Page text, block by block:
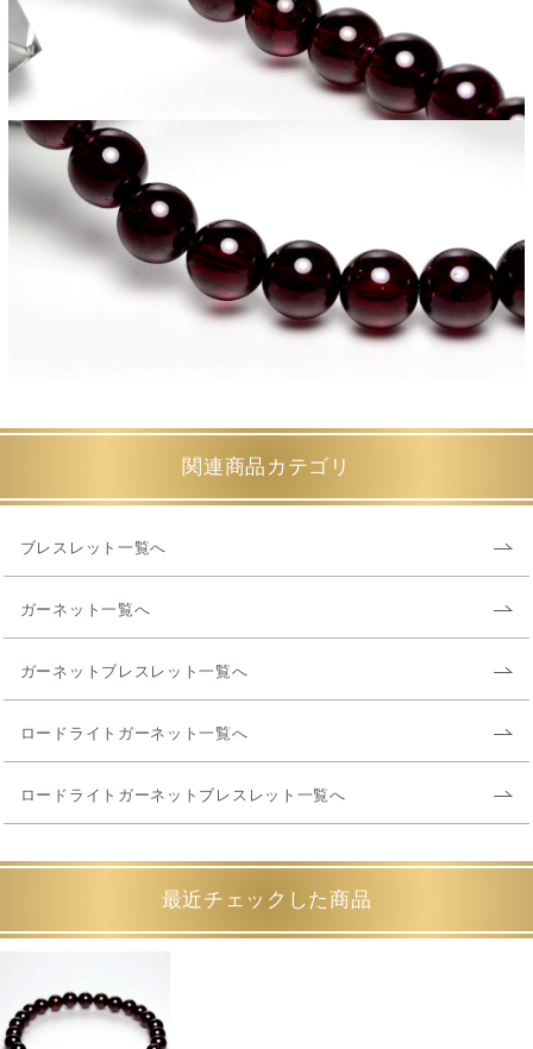
関連商品カテゴリ
ブレスレット一覧へ
ガーネット一覧へ
ガーネットブレスレット一覧へ
ロードライトガーネット一覧へ
ロードライトガーネットブレスレット一覧へ
最近チェックした商品